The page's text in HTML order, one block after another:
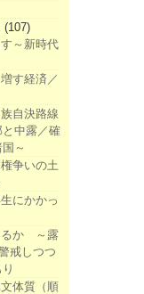
(107)
～新時代
す経済／
自決路線
中露／確
～
争いの土
にかかっ
るか ～露
戒しつつ
体質（順